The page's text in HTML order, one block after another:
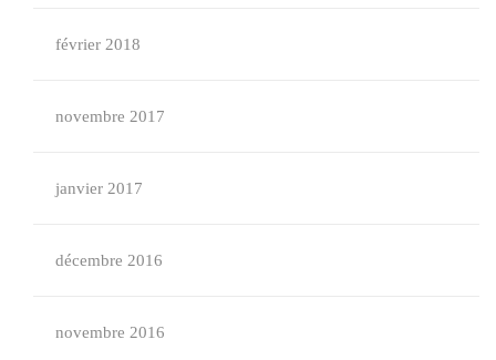
février 2018
novembre 2017
janvier 2017
décembre 2016
novembre 2016